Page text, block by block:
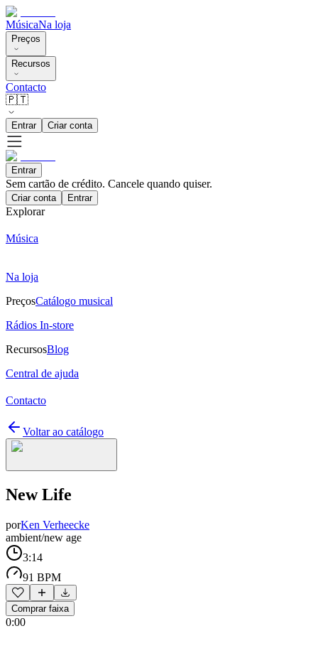
MúsicaNa loja
Preços
Recursos
Contacto
🇵🇹
Entrar Criar conta
Entrar
Sem cartão de crédito. Cancele quando quiser.
Criar conta Entrar
Explorar
Música
Na loja
PreçosCatálogo musical
Rádios In-store
RecursosBlog
Central de ajuda
Contacto
Voltar ao catálogo
New Life
porKen Verheecke
ambient/new age
3:14
91 BPM
Comprar faixa
0:00